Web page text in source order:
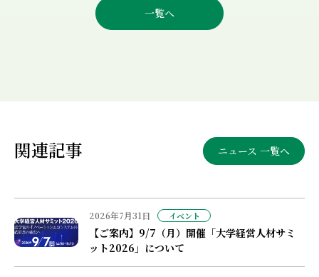
一覧へ
関連記事 ニュース 一覧へ
2026年7月31日 イベント
【ご案内】9/7（月）開催「大学経営人材サミ
ット2026」について